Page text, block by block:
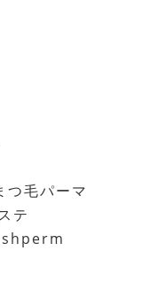
毛パーマ
テ